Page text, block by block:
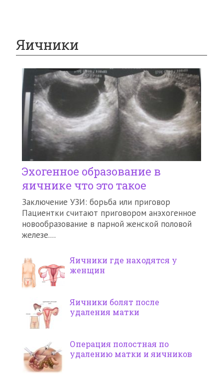
Яичники
Эхогенное образование в
яичнике что это такое
Заключение УЗИ: борьба или приговор
Пациентки считают приговором анэхогенное
новообразование в парной женской половой
железе....
Яичники где находятся у
женщин
Яичники болят после
удаления матки
Операция полостная по
удалению матки и яичников